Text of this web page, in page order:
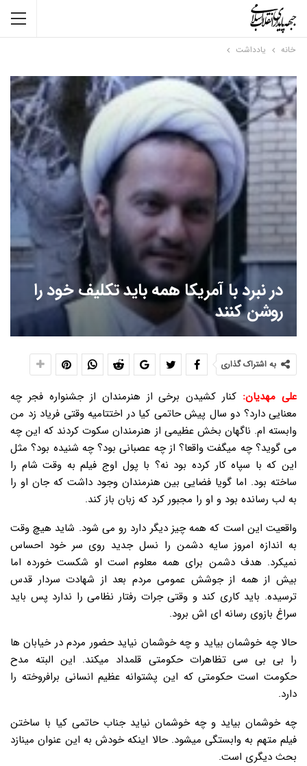
خانه یادداشت
در نبرد با آمریکا همه باید تکلیف خود را
روشن کنند
به اشتراک گذاری
علی مهدیان: کنار کشیدن برخی از هنرمندان از جشنواره فجر چه
معنایی دارد؟ دو سال پیش حاتمی کیا در اختتامیه وقتی فریاد زد من
وابسته ام. ناگهان بخش عظیمی از هنرمندان سکوت کردند که این چه
می گوید؟ چه میگفت واقعا؟ از چه عصبانی بود؟ چه شنیده بود؟ مثل
این که با سپاه کار کرده بود نه؟ با پول اوج فیلم به وقت شام را
ساخته بود. اما گویا فضایی بین هنرمندان وجود داشت که جان او را
به لب رسانده بود و او را مجبور کرد که زبان باز کند.
واقعیت این است که همه چیز دیگر دارد رو می شود. شاید هیچ وقت
به اندازه امروز سایه دشمن را نسل جدید روی سر خود احساس
نمیکرد. هدف دشمن برای همه معلوم است او شکست خورده اما
بیش از همه از جوشش عمومی مردم بعد از شهادت سردار قدس
ترسیده. باید کاری کند و وقتی جرات رفتار نظامی را ندارد پس باید
سراغ بازوی رسانه ای اش برود.
حالا چه خوشمان بیاید و چه خوشمان نیاید حضور مردم در خیابان ها
را بی بی سی تظاهرات حکومتی قلمداد میکند. این البته مدح
حکومت است حکومتی که این پشتوانه عظیم انسانی برافروخته را
دارد.
چه خوشمان بیاید و چه خوشمان نیاید جناب حاتمی کیا با ساختن
فیلم متهم به وابستگی میشود. حالا اینکه خودش به این عنوان مینازد
بحث دیگری است.